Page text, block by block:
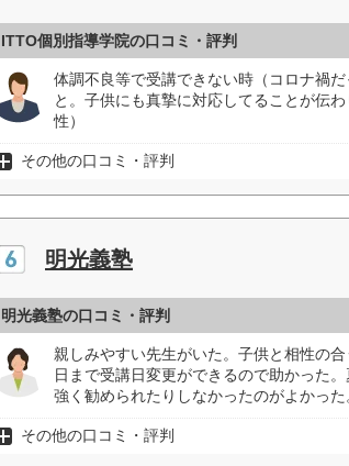
ITTO個別指導学院の口コミ・評判
体調不良等で受講できない時（コロナ禍
と。子供にも真摯に対応してることが伝
性）
その他の口コミ・評判
明光義塾
明光義塾の口コミ・評判
親しみやすい先生がいた。子供と相性の
日まで受講日変更ができるので助かった
強く勧められたりしなかったのがよかった
その他の口コミ・評判